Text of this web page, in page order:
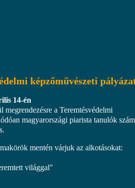
képzőművészeti
14-én
a Teremtésvédelmi
magyarországi piarista tanulók
mentén várjuk az alkotásokat:
világgal"